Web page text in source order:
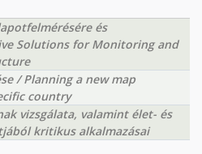
és
Solutions for Monitoring and
/ Planning a new map
country
vizsgálata, valamint élet- és
kritikus alkalmazásai